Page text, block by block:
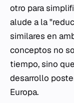
otro para
alude a la
similares en
conceptos no
tiempo, sino
desarrollo
Europa.